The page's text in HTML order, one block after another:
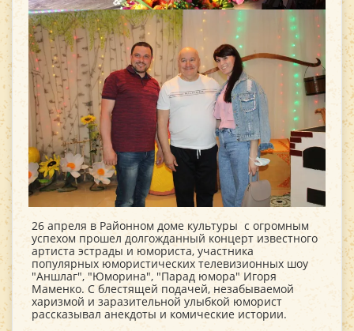
26 апреля в Районном доме культуры с огромным
успехом прошел долгожданный концерт известного
артиста эстрады и юмориста, участника
популярных юмористических телевизионных шоу
"Аншлаг", "Юморина", "Парад юмора" Игоря
Маменко. С блестящей подачей, незабываемой
харизмой и заразительной улыбкой юморист
рассказывал анекдоты и комические истории.